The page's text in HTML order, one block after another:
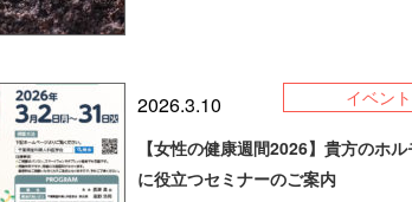
2026.3.10 イベント
【女性の健康週間2026】貴方のホ
に役立つセミナーのご案内